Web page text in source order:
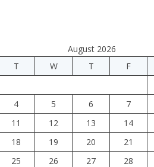
August 2026
T W T F
4 5 6 7
11 12 13 14
18 19 20 21
25 26 27 28